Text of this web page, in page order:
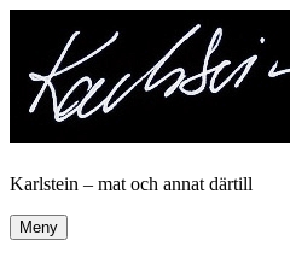
innehåll
Karlstein – mat och annat därtill
Meny